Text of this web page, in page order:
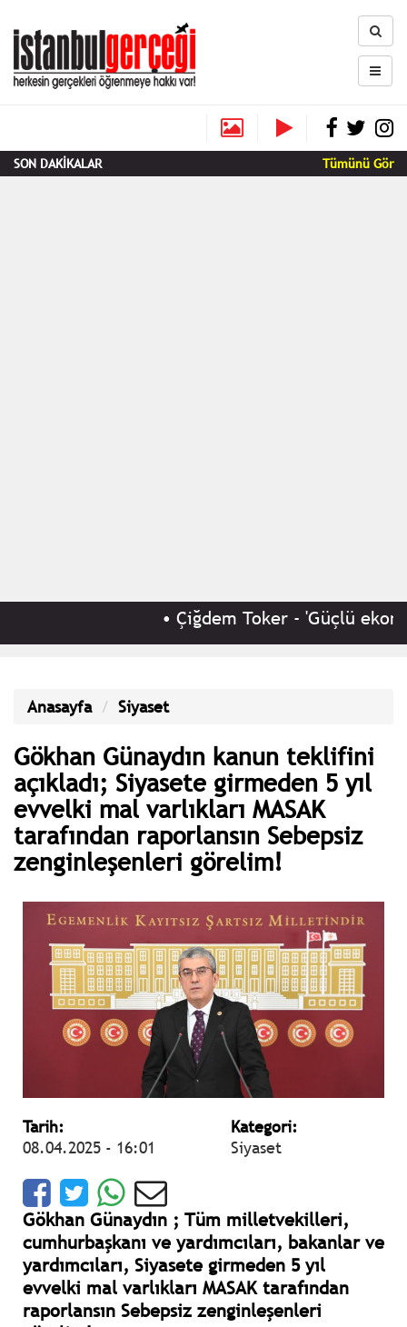
SON DAKİKALAR Tümünü Gör
Çiğdem Toker - 'Güçlü
Anasayfa Siyaset
Gökhan Günaydın kanun teklifini
açıkladı; Siyasete girmeden 5 yıl
evvelki mal varlıkları MASAK
tarafından raporlansın Sebepsiz
zenginleşenleri görelim!
Tarih:
08.04.2025 - 16:01
Kategori:
Siyaset
Gökhan Günaydın ; Tüm milletvekilleri,
cumhurbaşkanı ve yardımcıları, bakanlar ve
yardımcıları, Siyasete girmeden 5 yıl
evvelki mal varlıkları MASAK tarafından
raporlansın Sebepsiz zenginleşenleri